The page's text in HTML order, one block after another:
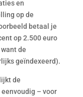
en
op de
betaal je
op 2.500 euro
de
geïndexeerd).
de
– voor